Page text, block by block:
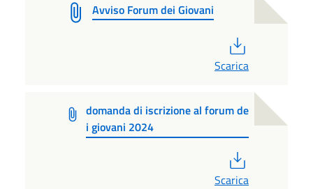
Avviso Forum dei Giovani
Scarica
domanda di iscrizione al forum de
i giovani 2024
Scarica